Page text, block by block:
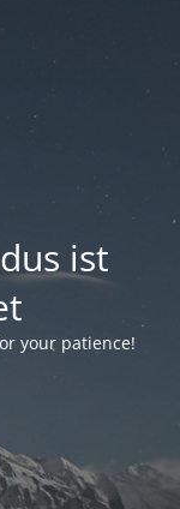
ist
your patience!